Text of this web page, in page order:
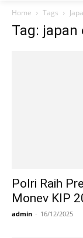
Home Tags
Tag:
Polri Raih
Monev KIP
admin - 16/12/2025